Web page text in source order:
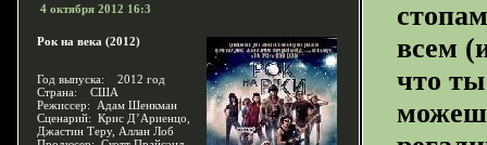
4 октября 2012 16:3
Рок на века (2012)
Год выпуска: 2012 год
Страна: США
Режиссер: Адам Шенкман
Сценарий: Крис Д’Ариенцо,
Джастин Теру, Аллан Лоб
всем
что ты